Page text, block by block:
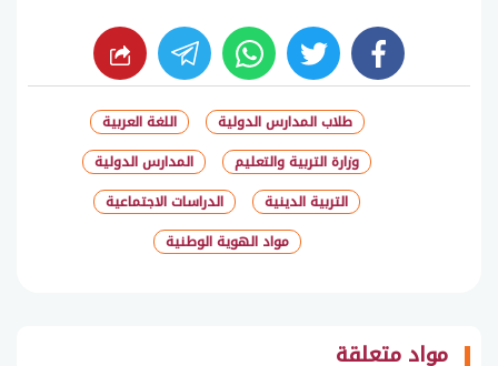
facebook
twitter
whats
طلاب المدارس الدولية
اللغة العربية
وزارة التربية والتعليم
المدارس الدولية
التربية الدينية
الدراسات الاجتماعية
مواد الهوية الوطنية
مواد متعلقة